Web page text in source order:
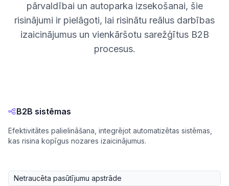
pārvaldībai un autoparka izsekošanai, šie
risinājumi ir pielāgoti, lai risinātu reālus darbības
izaicinājumus un vienkāršotu sarežģītus B2B
procesus.
B2B sistēmas
Efektivitātes palielināšana, integrējot automatizētas sistēmas,
kas risina kopīgus nozares izaicinājumus.
Netraucēta pasūtījumu apstrāde